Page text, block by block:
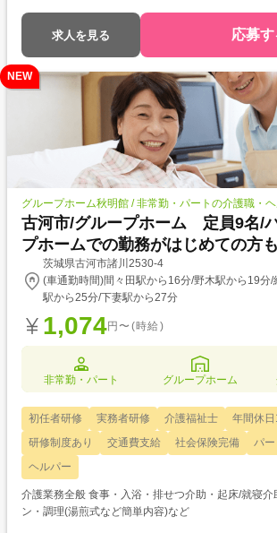
します。 記録・報告: 介護記録を正確に作成し、看
報を共有(チーム連携)します。
求人を見る 応募す
NEW
グループホーム秋明館 / 非常勤・パートの介護職・
古河市/グループホーム 定員9名/
プホームでの勤務がはじめての方
茨城県古河市諸川2530-4
(車通勤時間)間々田駅から16分/野木駅から19分
駅から25分/下妻駅から27分
1,074円〜(時給)
非常勤・パート グループホーム
初任者研修 実務者研修 介護福祉士
年間休
研修制度あり
交通費支給 社会保険完備 パー
ヘルパー
介護業務全般 食事・入浴・排せつ介助・起床/就寝介
ン・調理(湯煎式など簡単内容)など